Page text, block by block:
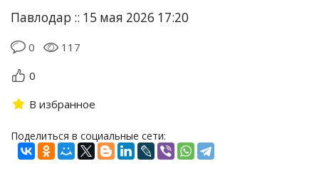
Павлодар :: 15 мая 2026 17:20
0
117
0
В избранное
Поделиться в социальные сети: